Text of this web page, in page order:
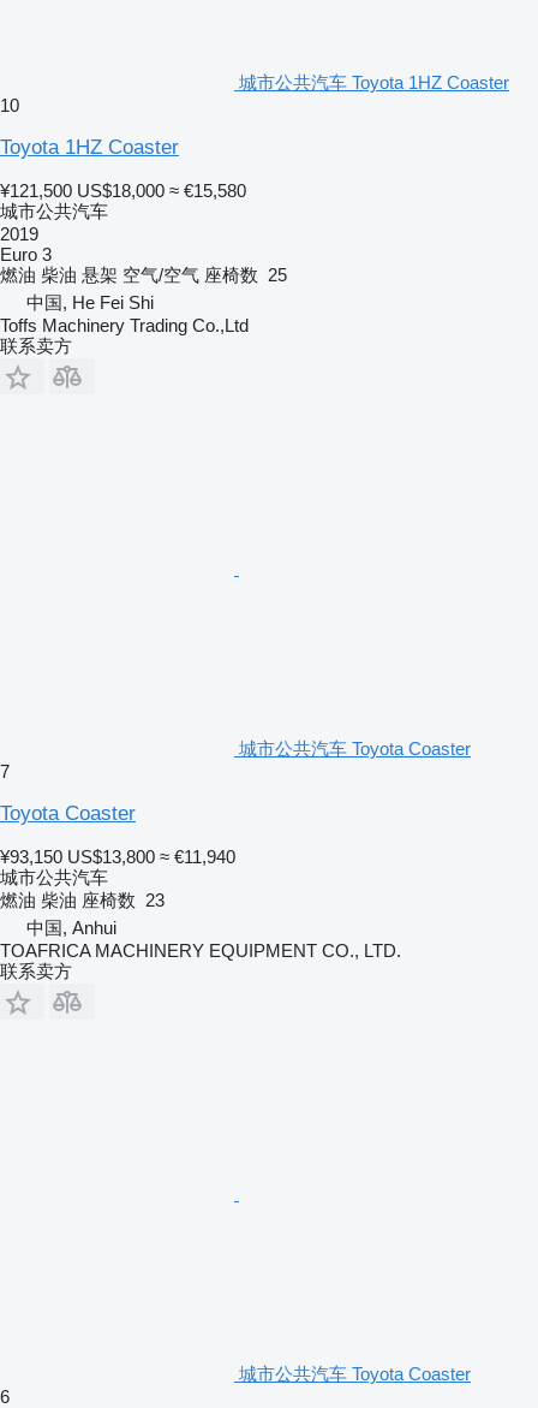
城市公共汽车 Toyota 1HZ Coaster
10
Toyota 1HZ Coaster
¥121,500 US$18,000 ≈ €15,580
城市公共汽车
2019
Euro 3
燃油 柴油 悬架 空气/空气 座椅数 25
中国, He Fei Shi
Toffs Machinery Trading Co.,Ltd
联系卖方
城市公共汽车 Toyota Coaster
7
Toyota Coaster
¥93,150 US$13,800 ≈ €11,940
城市公共汽车
燃油 柴油 座椅数 23
中国, Anhui
TOAFRICA MACHINERY EQUIPMENT CO., LTD.
联系卖方
城市公共汽车 Toyota Coaster
6